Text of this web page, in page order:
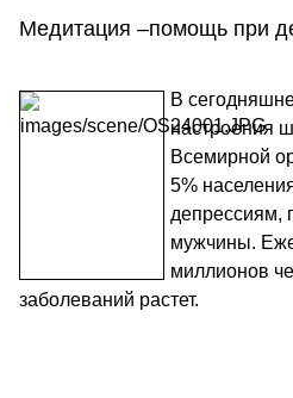
Медитация –помощь при
В
настроения
Всемирной
5%
депрессиям,
мужчины.
миллионов
заболеваний растет.